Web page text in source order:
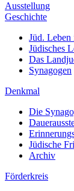
Ausstellung
Geschichte
Jüd.
Jüdisches
Das
Synagogen
Denkmal
Die
Jüdische
Archiv
Förderkreis